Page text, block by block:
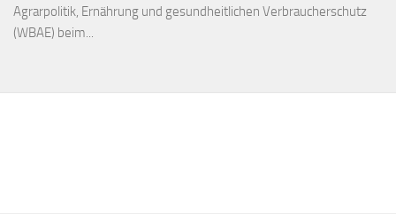
Agrarpolitik, Ernährung und gesundheitlichen Verbraucherschutz
(WBAE) beim...